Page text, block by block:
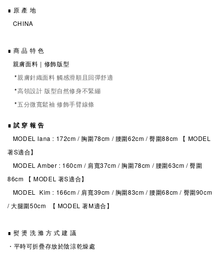
∎ 原 產 地
CHINA
∎ 商 品 特 色
親膚面料 ｜修飾版型
*親膚針織面料 觸感滑順且回彈舒適
*高領設計 版型自然修身不緊繃
*五分微寬鬆袖 修飾手臂線條
∎ 試 穿 報 告
MODEL Iana : 172cm / 胸圍78cm / 腰圍62cm / 臀圍88cm 【 MODEL
著S適合】
MODEL Amber : 160cm / 肩寬37cm / 胸圍78cm / 腰圍63cm / 臀圍
86cm 【 MODEL 著S適合】
MODEL Kim : 166cm / 肩寬39cm / 胸圍83cm / 腰圍68cm / 臀圍90cm
/ 大腿圍50cm 【 MODEL 著M適合】
∎ 熨 燙 洗 滌 方 式 建 議
・平時可折疊存放於陰涼乾燥處